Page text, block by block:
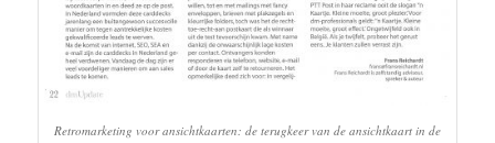
Retromarketing voor ansichtkaarten: de terugkeer van de ansichtkaart in de